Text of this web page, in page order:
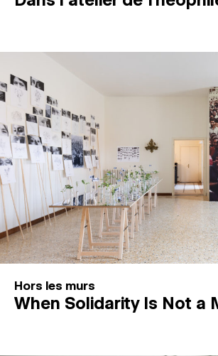
Hors les murs
When Solidarity Is Not a